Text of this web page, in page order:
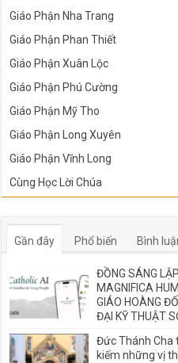
Giáo Phận Nha Trang
Giáo Phận Phan Thiết
Giáo Phận Xuân Lộc
Giáo Phận Phú Cường
Giáo Phận Mỹ Tho
Giáo Phận Long Xuyên
Giáo Phận Vĩnh Long
Cùng Học Lời Chúa
Gần đây Phổ biến Bình
ĐỒNG SÁNG
MAGNIFICA
GIÁO HOÀNG
ĐẠI KỸ THUẬT
Đức Thánh Cha
kiếm những vị